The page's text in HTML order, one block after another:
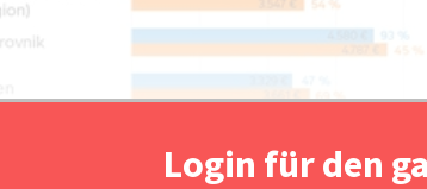
Login für den